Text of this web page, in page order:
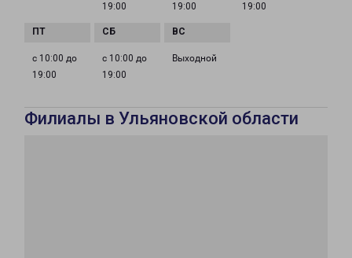
19:00 19:00 19:00
с 10:00 до
19:00
с 10:00 до
19:00
Выходной
Филиалы в Ульяновской области